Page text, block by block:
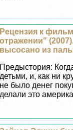
Рецензия к
отражении"
высосано из
Предыстория:
детьми, и, как ни
не было денег
делали это